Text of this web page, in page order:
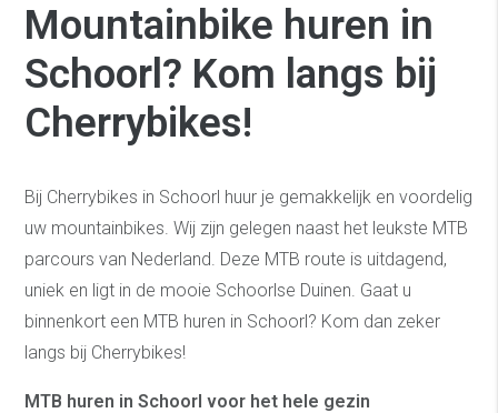
Mountainbike huren in
Schoorl? Kom langs bij
Cherrybikes!
Bij Cherrybikes in Schoorl huur je gemakkelijk en voordelig
uw mountainbikes. Wij zijn gelegen naast het leukste MTB
parcours van Nederland. Deze MTB route is uitdagend,
uniek en ligt in de mooie Schoorlse Duinen. Gaat u
binnenkort een MTB huren in Schoorl? Kom dan zeker
langs bij Cherrybikes!
MTB huren in Schoorl voor het hele gezin